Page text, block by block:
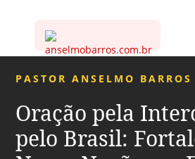
PASTOR ANSELMO BARROS
Oração pela
pelo Brasil: